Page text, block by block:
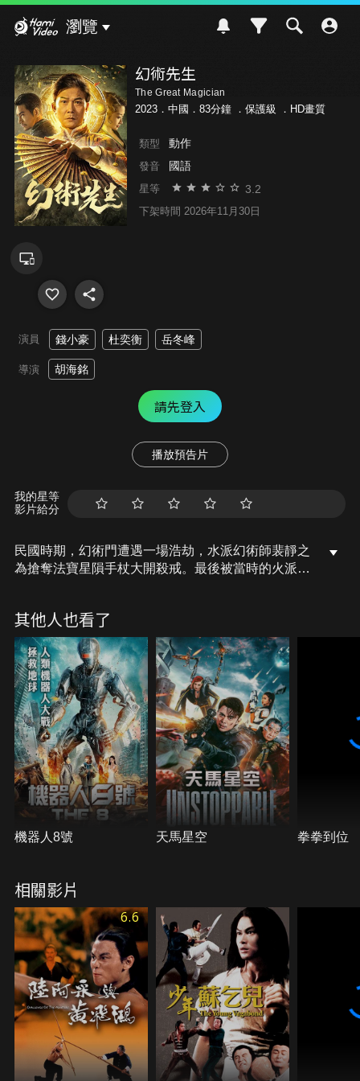
瀏覽
幻術先生
The Great Magician
2023．中國．83分鐘 ． 保護級 ．HD畫質
類型 動作
發音 國語
星等 3.2
下架時間 2026年11月30日
演員 錢小豪 杜奕衡 岳冬峰
導演 胡海銘
請先登入
播放預告片
我的星等
影片給分
民國時期，幻術門遭遇一場浩劫，水派幻術師裴靜之
為搶奪法寶星隕手杖大開殺戒。最後被當時的火派掌
靜之，欲意再次統領五派。火派幻術掌門落霞飛與徒
弟卓非凡、秋池與之大戰…
其他人也看了
機器人8號 天馬星空 拳拳到位
相關影片
6.6